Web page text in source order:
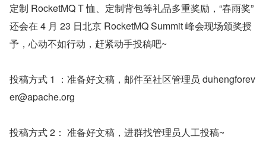
定制 RocketMQ T 恤、定制背包等礼品多重奖励，“春雨奖”
还会在 4 月 23 日北京 RocketMQ Summit 峰会现场颁奖授
予，心动不如行动，赶紧动手投稿吧~
投稿方式 1 ：准备好文稿，邮件至社区管理员 duhengforev
er@apache.org
投稿方式 2： 准备好文稿，进群找管理员人工投稿~